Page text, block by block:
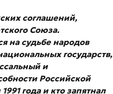
соглашений,
Союза.
на судьбе народов
государств,
и
Российской
года и кто запятнал